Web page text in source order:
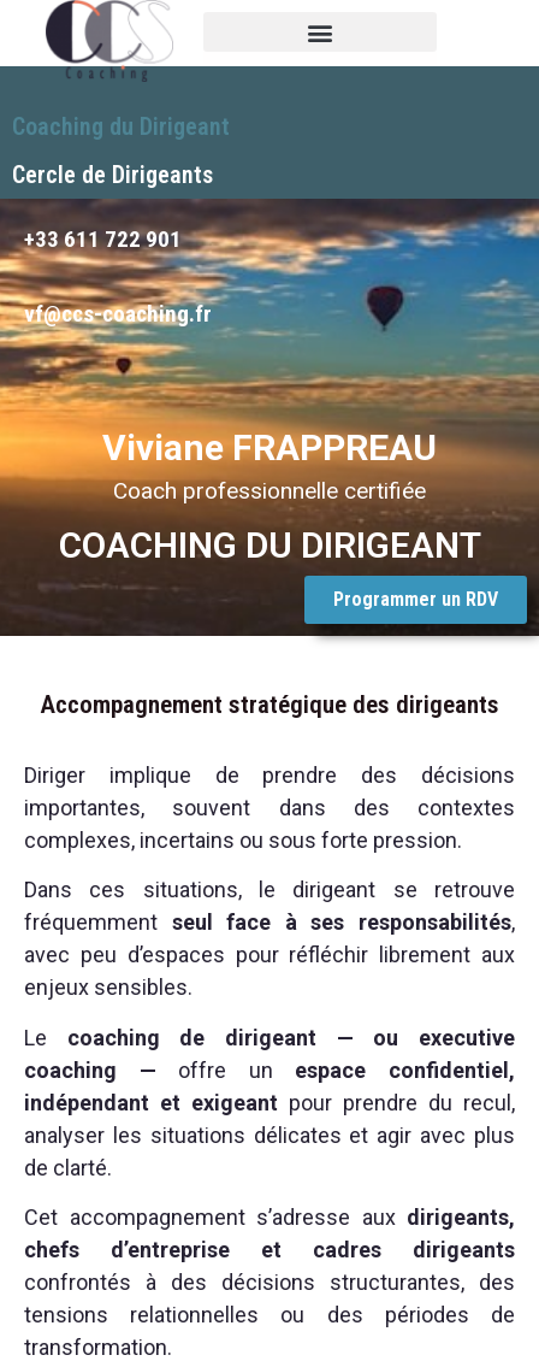
Coaching du Dirigeant
Cercle de Dirigeants
+33 611 722 901
vf@ccs-coaching.fr
Viviane FRAPPREAU
Coach professionnelle certifiée
COACHING DU DIRIGEANT
Programmer un RDV
Accompagnement stratégique des dirigeants
Diriger implique de prendre des décisions
importantes, souvent dans des contextes
complexes, incertains ou sous forte pression.
Dans ces situations, le dirigeant se retrouve
fréquemment seul face à ses responsabilités,
avec peu d’espaces pour réfléchir librement aux
enjeux sensibles.
Le coaching de dirigeant — ou executive
coaching — offre un espace confidentiel,
indépendant et exigeant pour prendre du recul,
analyser les situations délicates et agir avec plus
de clarté.
Cet accompagnement s’adresse aux dirigeants,
chefs d’entreprise et cadres dirigeants
confrontés à des décisions structurantes, des
tensions relationnelles ou des périodes de
transformation.